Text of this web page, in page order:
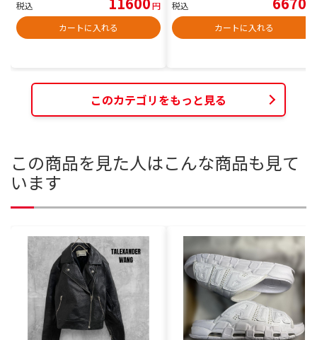
税込
円
カートに入れる
税込
カートに入れる
このカテゴリをもっと見る
この商品を見た人はこんな商品も見て
います